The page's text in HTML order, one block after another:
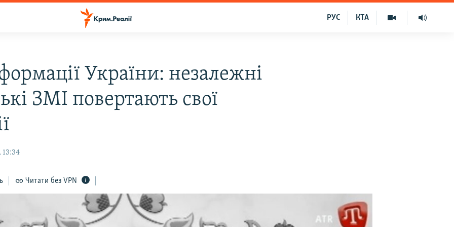
КТА
РУС
України: незалежні
ЗМІ повертають свої
13:34
Читати без VPN